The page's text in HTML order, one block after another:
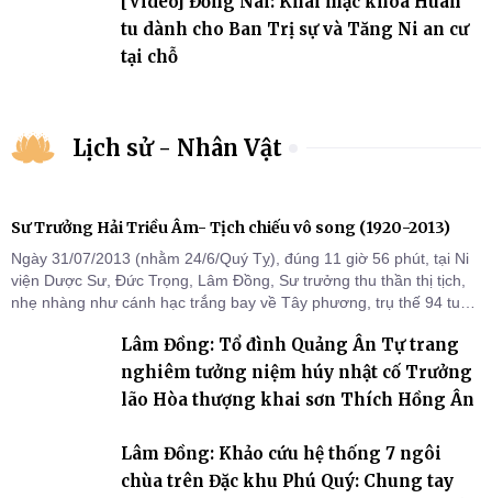
tu dành cho Ban Trị sự và Tăng Ni an cư
tại chỗ
Lịch sử - Nhân Vật
Sư Trưởng Hải Triều Âm- Tịch chiếu vô song (1920-2013)
Ngày 31/07/2013 (nhằm 24/6/Quý Tỵ), đúng 11 giờ 56 phút, tại Ni
viện Dược Sư, Đức Trọng, Lâm Đồng, Sư trưởng thu thần thị tịch,
nhẹ nhàng như cánh hạc trắng bay về Tây phương, trụ thế 94 tuổi
Lâm Đồng: Tổ đình Quảng Ân Tự trang
nghiêm tưởng niệm húy nhật cố Trưởng
lão Hòa thượng khai sơn Thích Hồng Ân
Lâm Đồng: Khảo cứu hệ thống 7 ngôi
chùa trên Đặc khu Phú Quý: Chung tay